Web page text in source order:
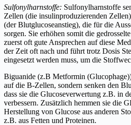
Sulfonylharnstoffe: Sulfonylharnstoffe
Zellen (die insulinproduzierenden
(der Blutglucoseanstieg), die für die
sorgen. Sie erhöhen somit die
zuerst oft gute Ansprechen auf diese
der Zeit oft nach und führt trotz Dosis
eingesetzt werden muss, um die
Biguanide (z.B Metformin
auf die B-Zellen, sondern senken den
dass sie die Glucoseverwertung z.B. in
verbessern. Zusätzlich hemmen sie die
Herstellung von Glucose aus anderen
z.B. aus Fetten und Proteinen.